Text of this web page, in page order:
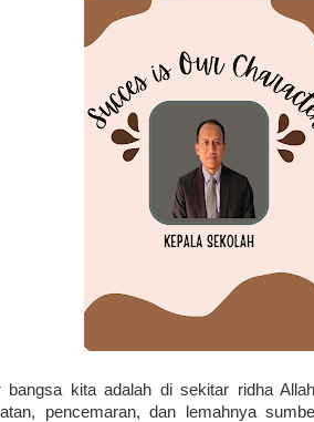
bangsa kita adalah di sekitar ridha
pencemaran, dan lemahnya